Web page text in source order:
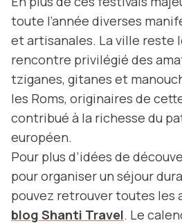
toute l’année diverses
et artisanales. La ville reste
rencontre privilégié des
tziganes, gitanes et
les Roms, originaires de
contribué à la richesse du
européen.
Pour plus d’idées de
pour organiser un séjour
pouvez retrouver toutes les
blog Shanti Travel. Le